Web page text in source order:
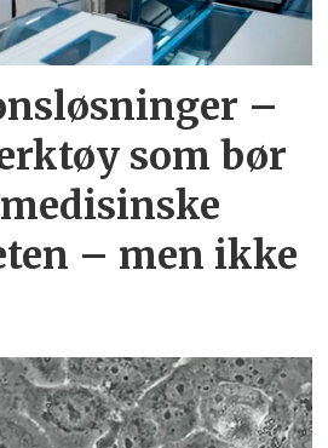
–
som bør
– men ikke